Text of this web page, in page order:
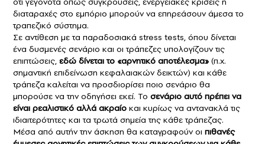
διαταραχές στο εμπόριο μπορούν να επηρεάσουν άμεσα το
τραπεζικό σύστημα.
Σε αντίθεση με τα παραδοσιακά stress tests, όπου δίνεται
ένα δυσμενές σενάριο και οι τράπεζες υπολογίζουν τις
επιπτώσεις, εδώ δίνεται το «αρνητικό αποτέλεσμα» (π.χ.
σημαντική επιδείνωση κεφαλαιακών δεικτών) και κάθε
τράπεζα καλείται να προσδιορίσει ποιο σενάριο θα
μπορούσε να την οδηγήσει εκεί. Το σενάριο αυτό πρέπει να
είναι ρεαλιστικό αλλά ακραίο και κυρίως να αντανακλά τις
ιδιαιτερότητες και τα τρωτά σημεία της κάθε τράπεζας.
Μέσα από αυτήν την άσκηση θα καταγραφούν οι πιθανές